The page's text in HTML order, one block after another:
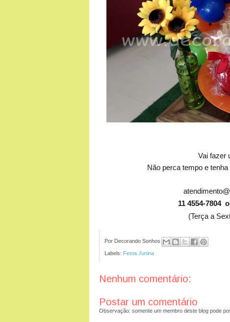
Vai fazer
Não perca tempo e
11 4554-7804
(Terça a
Por Decorando Sonhos
Labels: Festa Junina
Nenhum comentário:
Postar um comentário
Observação: somente um membro deste blog pode